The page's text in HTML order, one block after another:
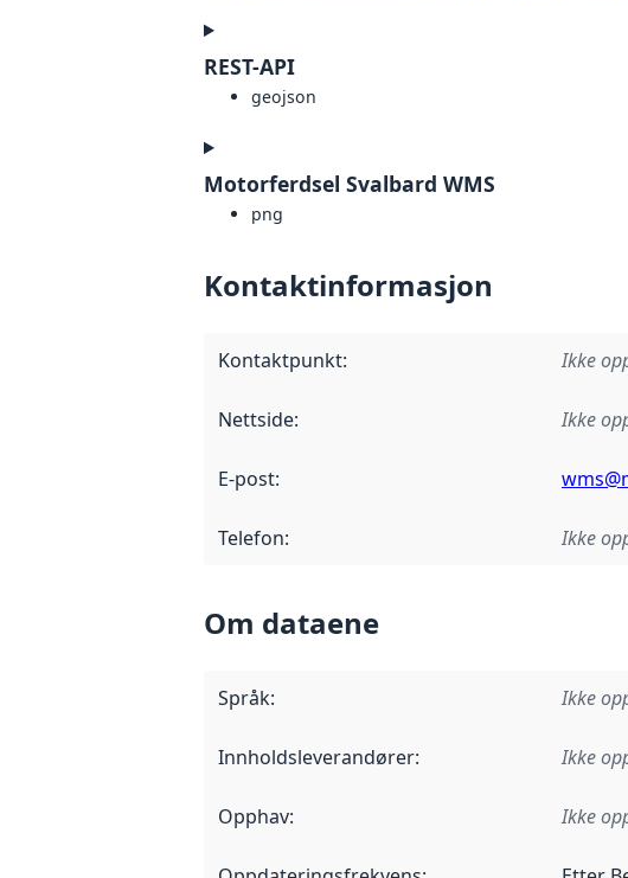
REST-API
geojson
Motorferdsel Svalbard WMS
png
Kontaktinformasjon
Kontaktpunkt: Ikke
Nettside: Ikke
E-post:
Telefon: Ikke
Om dataene
Språk: Ikke
Innholdsleverandører: Ikke
Opphav: Ikke